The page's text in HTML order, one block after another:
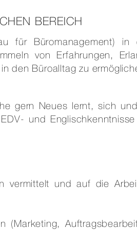
BEREICH
für Büromanagement) in
von Erfahrungen,
den Büroalltag zu
gern Neues lernt, sich
und
vermittelt und auf die